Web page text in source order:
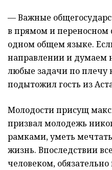
— Важные
в прямом и переносном
одном общем языке.
направлении и думаем
любые задачи по
подытожил гость из
Молодости присущ
призвал молодежь
рамками, уметь
жизнь. Впоследствии
человеком,